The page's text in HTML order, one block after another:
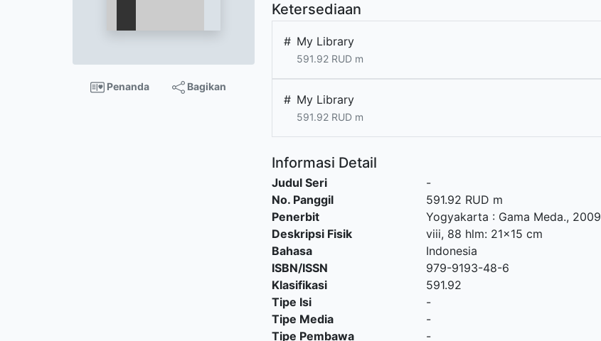
Penanda Bagikan
Ketersediaan
# My Library
591.92 RUD m
# My Library
591.92 RUD m
Informasi Detail
Judul Seri
-
No. Panggil
591.92 RUD m
Penerbit
Yogyakarta : Gama Meda., 2009
Deskripsi Fisik
viii, 88 hlm: 21x15 cm
Bahasa
Indonesia
ISBN/ISSN
979-9193-48-6
Klasifikasi
591.92
Tipe Isi
-
Tipe Media
-
Tipe Pembawa
-